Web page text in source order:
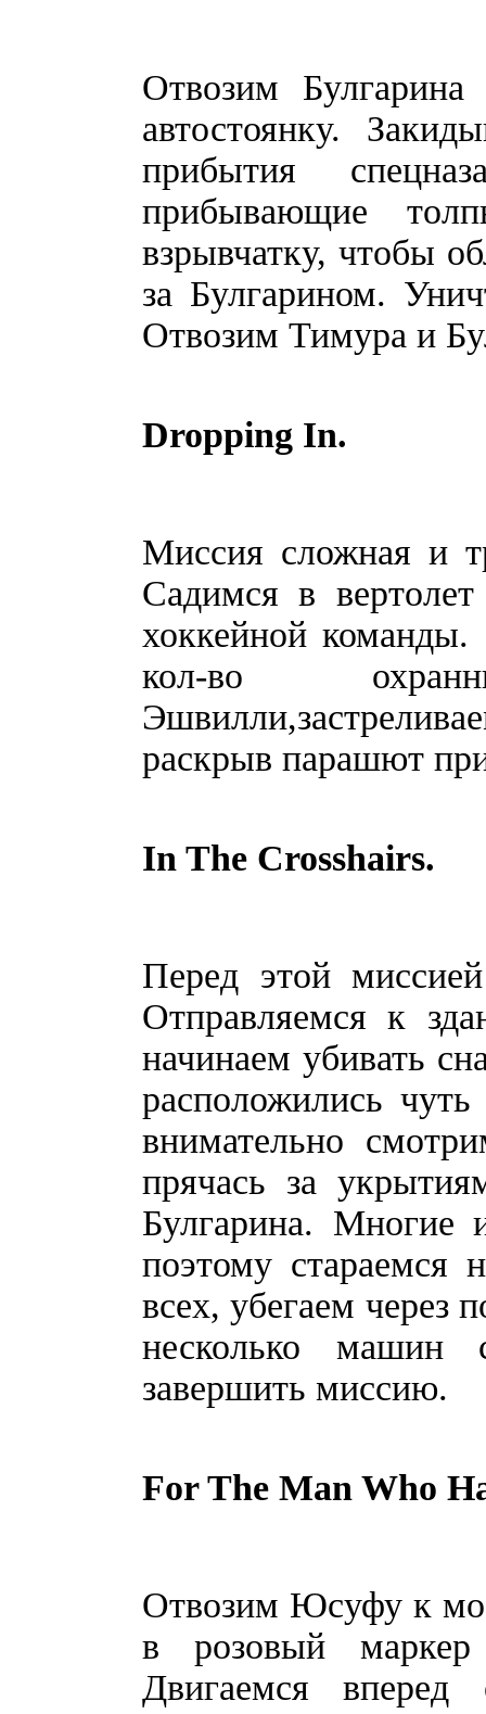
Отвозим
автостоянку.
прибытия
прибывающие
взрывчатку, чтобы
за Булгарином.
Отвозим Тимура и
Dropping In.
Миссия сложная и
Садимся в
хоккейной команды.
кол-во
раскрыв парашют
In The Crosshairs.
Перед этой
Отправляемся к
начинаем убивать
расположились
внимательно
прячась за
Булгарина. Многие
поэтому стараемся
всех, убегаем
несколько
завершить миссию.
For The Man Who
Отвозим Юсуфу к
в розовый
Двигаемся